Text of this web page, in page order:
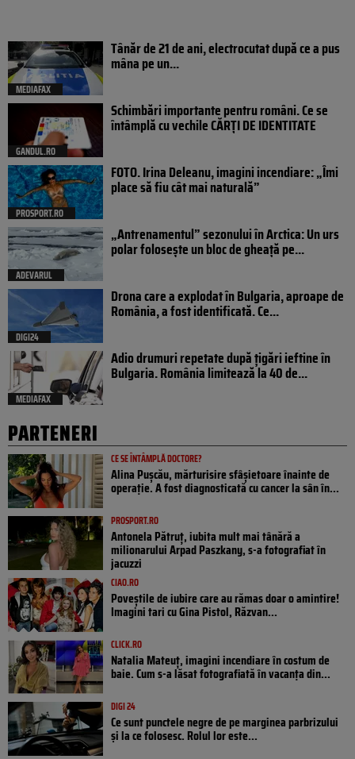
MEDIAFAX
Tânăr de 21 de ani, electrocutat după ce a pus
mâna pe un...
GANDUL.RO
Schimbări importante pentru români. Ce se
întâmplă cu vechile CĂRȚI DE IDENTITATE
PROSPORT.RO
FOTO. Irina Deleanu, imagini incendiare: „Îmi
place să fiu cât mai naturală”
ADEVARUL
„Antrenamentul” sezonului în Arctica: Un urs
polar folosește un bloc de gheață pe...
DIGI24
Drona care a explodat în Bulgaria, aproape de
România, a fost identificată. Ce...
MEDIAFAX
Adio drumuri repetate după țigări ieftine în
Bulgaria. România limitează la 40 de...
PARTENERI
CE SE ÎNTÂMPLĂ DOCTORE?
Alina Pușcău, mărturisire sfâșietoare înainte de
operație. A fost diagnosticată cu cancer la sân în...
PROSPORT.RO
Antonela Pătruț, iubita mult mai tânără a
milionarului Arpad Paszkany, s-a fotografiat în
jacuzzi
CIAO.RO
Poveştile de iubire care au rămas doar o amintire!
Imagini tari cu Gina Pistol, Răzvan...
CLICK.RO
Natalia Mateuț, imagini incendiare în costum de
baie. Cum s-a lăsat fotografiată în vacanța din...
DIGI 24
Ce sunt punctele negre de pe marginea parbrizului
și la ce folosesc. Rolul lor este...